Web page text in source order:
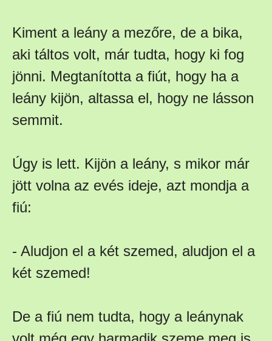
Kiment a leány a mezőre, de a bika,
aki táltos volt, már tudta, hogy ki fog
jönni. Megtanította a fiút, hogy ha a
leány kijön, altassa el, hogy ne lásson
semmit.
Úgy is lett. Kijön a leány, s mikor már
jött volna az evés ideje, azt mondja a
fiú:
- Aludjon el a két szemed, aludjon el a
két szemed!
De a fiú nem tudta, hogy a leánynak